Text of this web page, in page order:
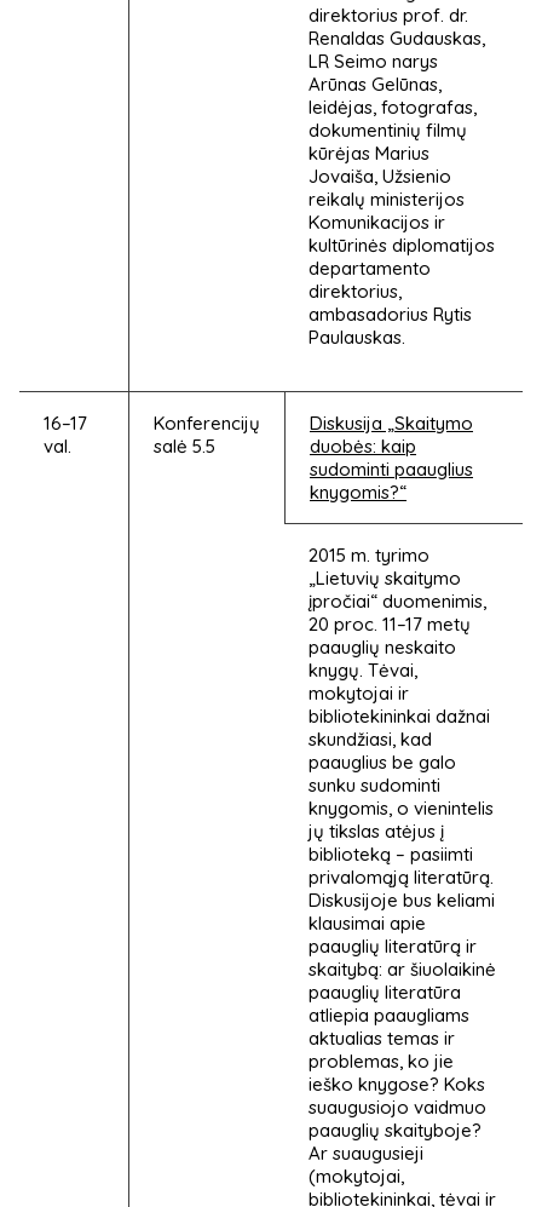
direktorius prof. dr.
Renaldas Gudauskas,
LR Seimo narys
Arūnas Gelūnas,
leidėjas, fotografas,
dokumentinių filmų
kūrėjas Marius
Jovaiša, Užsienio
reikalų ministerijos
Komunikacijos ir
kultūrinės diplomatijos
departamento
direktorius,
ambasadorius Rytis
Paulauskas.
16–17
val.
Konferencijų
salė 5.5
Diskusija „Skaitymo
duobės: kaip
sudominti paauglius
knygomis?“
2015 m. tyrimo
„Lietuvių skaitymo
įpročiai“ duomenimis,
20 proc. 11–17 metų
paauglių neskaito
knygų. Tėvai,
mokytojai ir
bibliotekininkai dažnai
skundžiasi, kad
paauglius be galo
sunku sudominti
knygomis, o vienintelis
jų tikslas atėjus į
biblioteką – pasiimti
privalomąją literatūrą.
Diskusijoje bus keliami
klausimai apie
paauglių literatūrą ir
skaitybą: ar šiuolaikinė
paauglių literatūra
atliepia paaugliams
aktualias temas ir
problemas, ko jie
ieško knygose? Koks
suaugusiojo vaidmuo
paauglių skaityboje?
Ar suaugusieji
(mokytojai,
bibliotekininkai, tėvai ir